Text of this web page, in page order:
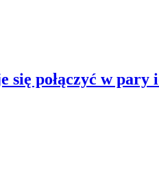
się połączyć w pary